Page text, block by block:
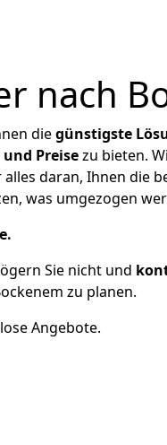
nach
diegünstigste
Preisezu bieten.
daran, Ihnen die
was umgezogen
Sie nicht und
zu planen.
Angebote.